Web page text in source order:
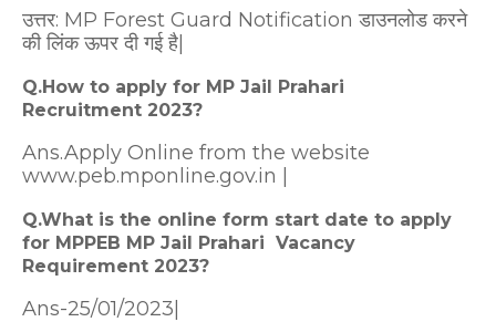
उत्तर: MP Forest Guard Notification डाउनलोड करने
की लिंक ऊपर दी गई है|
Q.How to apply for MP Jail Prahari
Recruitment 2023?
Ans.Apply Online from the website
www.peb.mponline.gov.in |
Q.What is the online form start date to apply
for MPPEB MP Jail Prahari Vacancy
Requirement 2023?
Ans-25/01/2023|